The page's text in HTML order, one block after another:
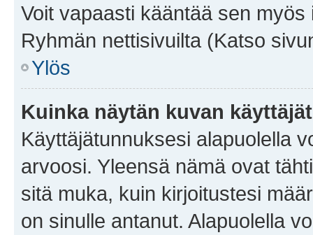
Voit vapaasti kääntää sen
Ryhmän nettisivuilta (Katso
Ylös
Kuinka näytän kuvan
Käyttäjätunnuksesi alapuolella
arvoosi. Yleensä nämä ovat
sitä muka, kuin kirjoitustesi
on sinulle antanut. Alapuolella